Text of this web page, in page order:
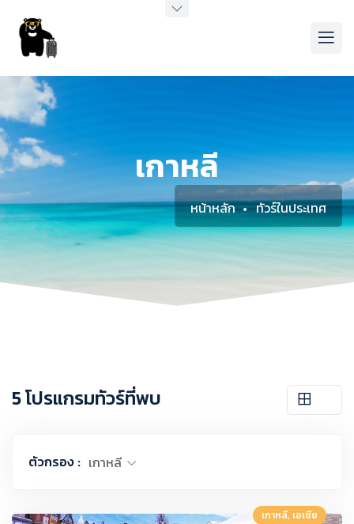
เกาหลี
หน้าหลัก ทัวร์ในประเทศ
5 โปรแกรมทัวร์ที่พบ
ตัวกรอง : เกาหลี
เกาหลี, เอเชีย